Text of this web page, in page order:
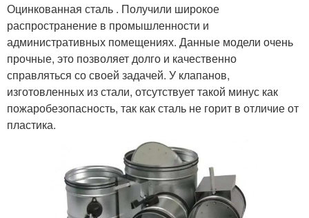
Оцинкованная сталь . Получили широкое
распространение в промышленности и
административных помещениях. Данные модели очень
прочные, это позволяет долго и качественно
справляться со своей задачей. У клапанов,
изготовленных из стали, отсутствует такой минус как
пожаробезопасность, так как сталь не горит в отличие от
пластика.